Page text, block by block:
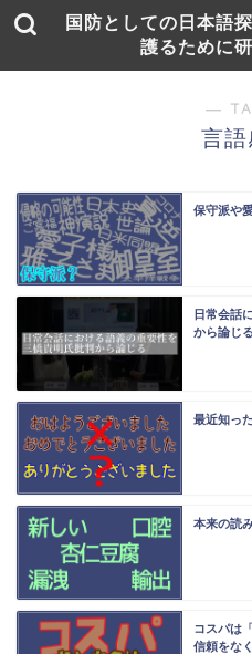
国防としての日本語
護るために
―
言語
保守派や
日常会話
から論じる
最近知っ
本来の読
コスパは
信頼をな